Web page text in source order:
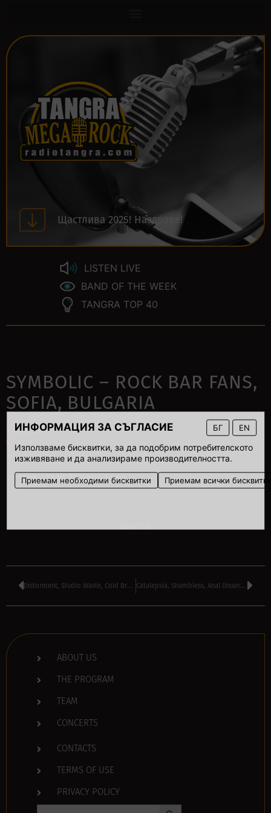
ИНФОРМАЦИЯ ЗА СЪГЛАСИЕ БГ EN
Използваме бисквитки, за да подобрим потребителското
изживяване и да анализираме производителността.
Приемам необходими бисквитки Приемам всички
Щастлива 2025! Наздраве!
LISTEN LIVE
BAND OF THE WEEK
TANGRA TOP 40
SYMBOLIC – ROCK BAR FANS,
SOFIA, BULGARIA
5 May 2007
00:00
Start – 22:30. Tickets – 3 leva.
Distorment, Studio Waste, Cold Breath – Area 51 Club, Varna, Bulgaria Catalepsia, Shambless, Anal Dissected Angel – Live Metal Club, Bucurest, Romania
ABOUT US
THE PROGRAM
TEAM
CONCERTS
CONTACTS
TERMS OF USE
PRIVACY POLICY
Search Button